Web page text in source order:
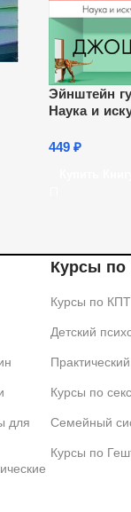
Эйнштейн
Наука и
449 ₽
для
Курсы по
Курсы по КПТ
Детский
Курсы по
Семейный
Курсы по